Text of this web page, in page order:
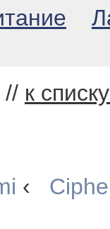
// к
‹